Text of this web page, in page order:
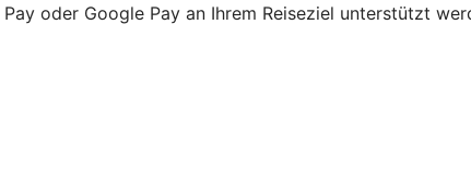
oder Google Pay an Ihrem Reiseziel unterstützt